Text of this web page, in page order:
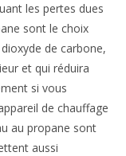
les pertes dues
sont le choix
de carbone,
et qui réduira
si vous
de chauffage
au propane sont
aussi